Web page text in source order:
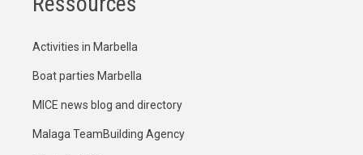
Activities in Marbella
Boat parties Marbella
MICE news blog and directory
Malaga TeamBuilding Agency